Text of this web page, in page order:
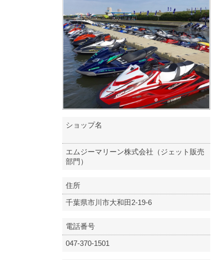
ショップ名
エムジーマリーン株式会社（ジェット販売
部門）
住所
千葉県市川市大和田2-19-6
電話番号
047-370-1501